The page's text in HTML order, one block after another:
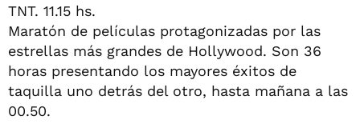
TNT. 11.15 hs.
Maratón de películas protagonizadas por las
estrellas más grandes de Hollywood. Son 36
horas presentando los mayores éxitos de
taquilla uno detrás del otro, hasta mañana a las
00.50.